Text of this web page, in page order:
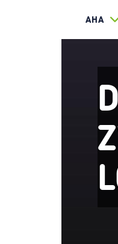
AHA